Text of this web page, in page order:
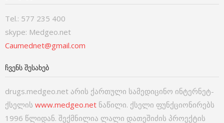
Tel.: 577 235 400
skype: Medgeo.net
Caumednet@gmail.com
ᲩᲕᲔᲜᲡ ᲨᲔᲡᲐᲮᲔᲑ
drugs.medgeo.net არის ქართული სამედიცინო ინტერნეტ-
ქსელის www.medgeo.net ნაწილი. ქსელი ფუნქციონირებს
1996 წლიდან. შექმნილია ლალი დათეშიძის პროექტის